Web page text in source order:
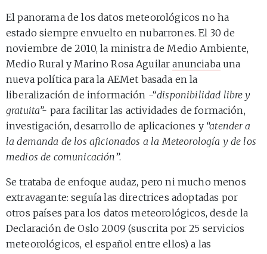
El panorama de los datos meteorológicos no ha
estado siempre envuelto en nubarrones. El 30 de
noviembre de 2010, la ministra de Medio Ambiente,
Medio Rural y Marino Rosa Aguilaranunciabauna
nueva política para la AEMet basada en la
liberalización de información -“disponibilidad libre y
gratuita”- para facilitar las actividades de formación,
investigación, desarrollo de aplicaciones y“atender a
la demanda de los aficionados a la Meteorología y de los
medios de comunicación”.
Se trataba de enfoque audaz, pero ni mucho menos
extravagante: seguía las directrices adoptadas por
otros países para los datos meteorológicos, desde la
Declaración de Oslo 2009 (suscrita por 25 servicios
meteorológicos, el español entre ellos) a las